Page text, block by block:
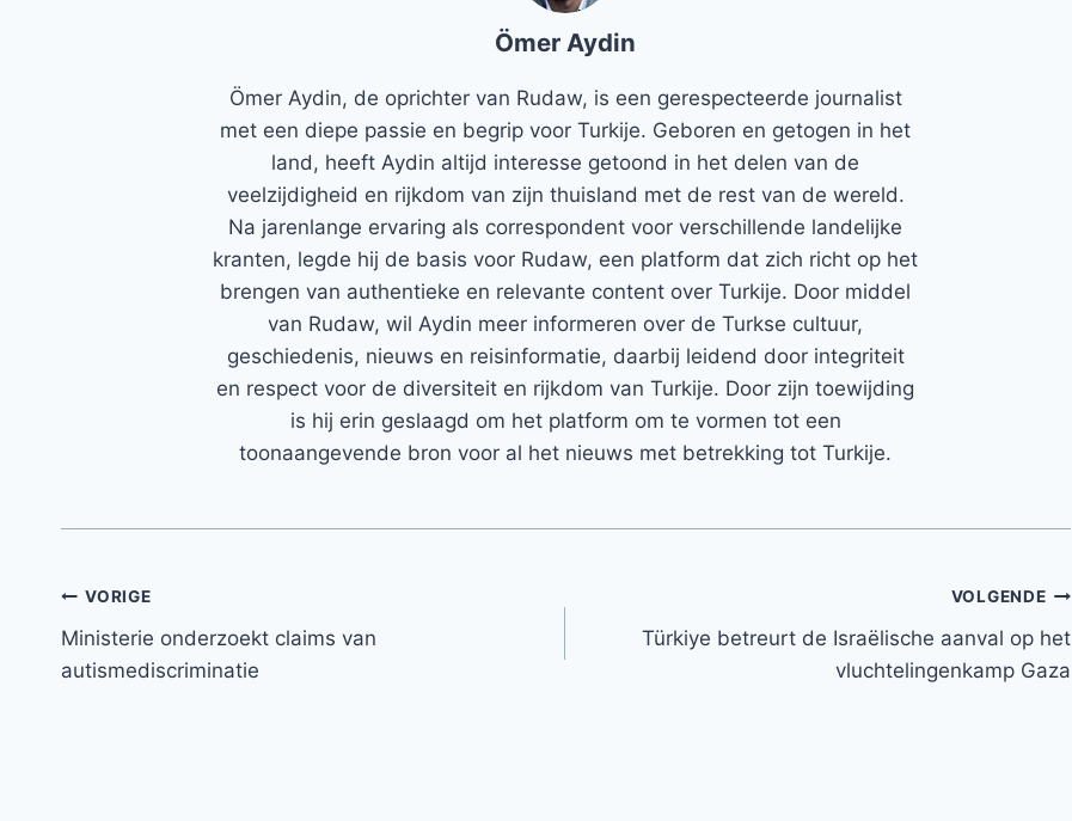
Ömer Aydin
Ömer Aydin, de oprichter van Rudaw, is een gerespecteerde journalist
met een diepe passie en begrip voor Turkije. Geboren en getogen in het
land, heeft Aydin altijd interesse getoond in het delen van de
veelzijdigheid en rijkdom van zijn thuisland met de rest van de wereld.
Na jarenlange ervaring als correspondent voor verschillende landelijke
kranten, legde hij de basis voor Rudaw, een platform dat zich richt op het
brengen van authentieke en relevante content over Turkije. Door middel
van Rudaw, wil Aydin meer informeren over de Turkse cultuur,
geschiedenis, nieuws en reisinformatie, daarbij leidend door integriteit
en respect voor de diversiteit en rijkdom van Turkije. Door zijn toewijding
is hij erin geslaagd om het platform om te vormen tot een
toonaangevende bron voor al het nieuws met betrekking tot Turkije.
Bericht
navigatie
VORIGE
Ministerie onderzoekt claims van
autismediscriminatie
VOLGENDE
Türkiye betreurt de Israëlische aanval op het
vluchtelingenkamp Gaza